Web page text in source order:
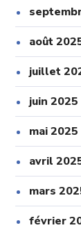
août
juillet
juin 2025
mai 2025
avril
mars
février